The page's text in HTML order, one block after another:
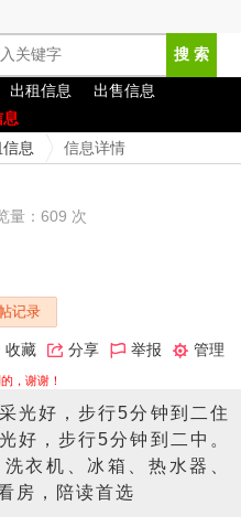
搜 索
出租信息
出售信息
信息 信息详情
量：609 次
记录
，谢谢！
收藏 分享 举报 管理
光好，步行5分钟到二住
好，步行5分钟到二中。
衣机、冰箱、热水器、
房，陪读首选